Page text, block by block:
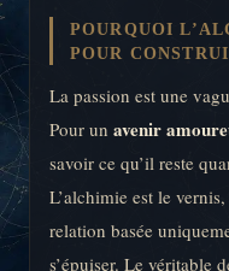
POURQUOI
POUR
La passion est une
Pour un avenir
savoir ce qu’il reste
L’alchimie est le
relation basée
s’épuiser. Le véritable